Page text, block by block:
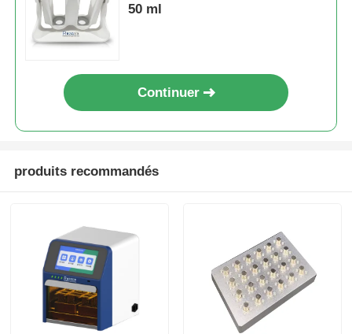
Perles magnétiques activées en surface
Instruments et consommables automatisés
50 ml
Continuer
produits recommandés